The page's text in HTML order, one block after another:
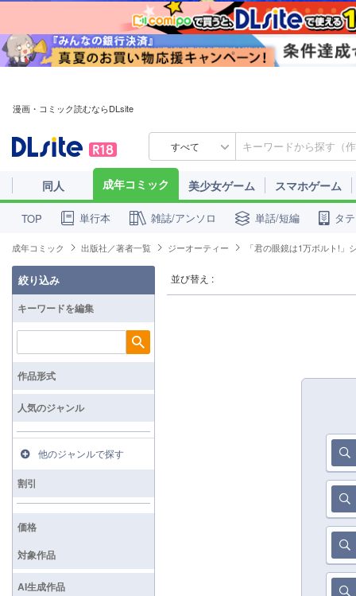
漫画・コミック読むならDLsite
すべて
同人 成年コミック 美少女ゲーム スマホゲーム
TOP 単行本 雑誌/アンソロ 単話/短編 タ
成年コミック 出版社／著者一覧 ジーオーティー 「君の眼鏡は1万ボルト!」
並び替え :
絞り込み
キーワードを編集
検索
作品形式
人気のジャンル
他のジャンルで探す
割引
価格
対象作品
AI生成作品